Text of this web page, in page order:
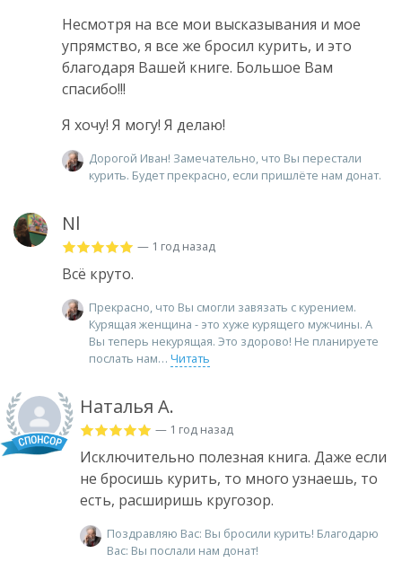
Несмотря на все мои высказывания и мое
упрямство, я все же бросил курить, и это
благодаря Вашей книге. Большое Вам
спасибо!!!
Я хочу! Я могу! Я делаю!
Дорогой Иван! Замечательно, что Вы перестали
курить. Будет прекрасно, если пришлёте нам донат.
Nl
— 1 год назад
Всё круто.
Прекрасно, что Вы смогли завязать с курением.
Курящая женщина - это хуже курящего мужчины. А
Вы теперь некурящая. Это здорово! Не планируете
послать нам
Читать
Наталья А.
— 1 год назад
Исключительно полезная книга. Даже если
не бросишь курить, то много узнаешь, то
есть, расширишь кругозор.
Поздравляю Вас: Вы бросили курить! Благодарю
Вас: Вы послали нам донат!